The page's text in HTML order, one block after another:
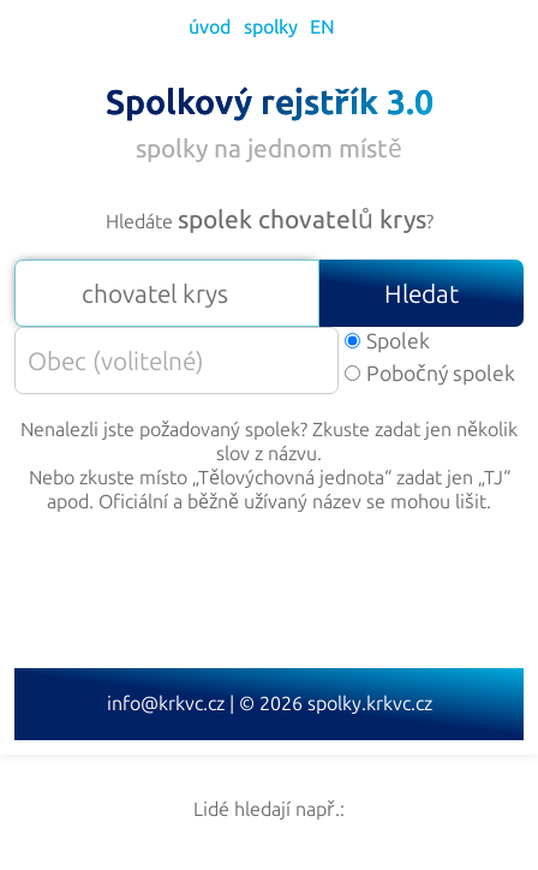
úvod spolky EN
Spolkový rejstřík 3.0
spolky na jednom místě
Hledáte spolek chovatelů krys?
Hledat
Spolek
Pobočný spolek
Nenalezli jste požadovaný spolek? Zkuste zadat jen několik
slov z názvu.
Nebo zkuste místo „Tělovýchovná jednota“ zadat jen „TJ“
apod. Oficiální a běžně užívaný název se mohou lišit.
info@krkvc.cz | © 2026 spolky.krkvc.cz
Lidé hledají např.: